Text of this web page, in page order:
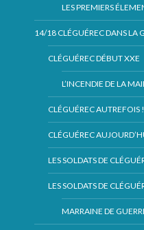
LES PREMIERS
14/18 CLÉGUÉREC DANS LA
CLÉGUÉREC DÉBUT XXE
L’INCENDIE DE LA
CLÉGUÉREC AUTREFOIS !
CLÉGUÉREC
LES SOLDATS DE
LES SOLDATS DE
MARRAINE DE